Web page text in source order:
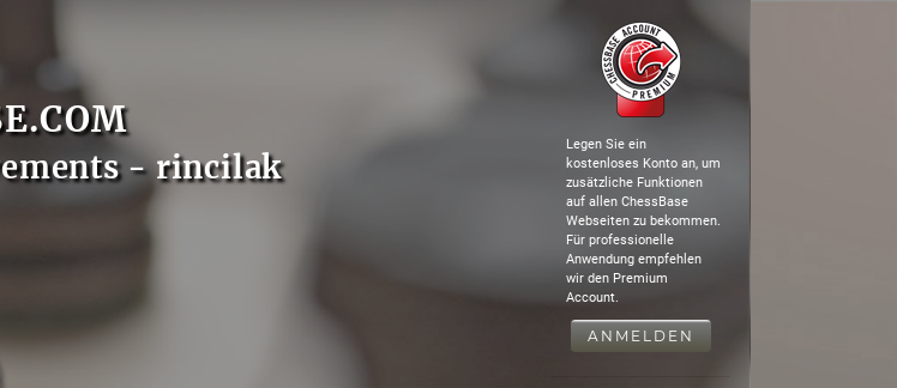
- rincilak
Legen Sie ein
kostenloses Konto an, um
zusätzliche Funktionen
auf allen ChessBase
Webseiten zu bekommen.
Für professionelle
Anwendung empfehlen
wir den Premium
Account.
ANMELDEN